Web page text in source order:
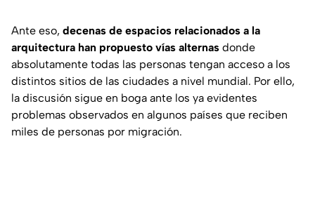
Ante eso, decenas de espacios relacionados a la
arquitectura han propuesto vías alternas donde
absolutamente todas las personas tengan acceso a los
distintos sitios de las ciudades a nivel mundial. Por ello,
la discusión sigue en boga ante los ya evidentes
problemas observados en algunos países que reciben
miles de personas por migración.